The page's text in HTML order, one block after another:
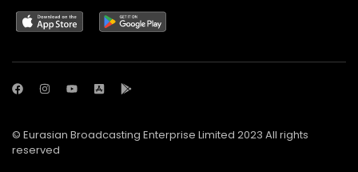
© Eurasian Broadcasting Enterprise Limited 2023 All rights
reserved